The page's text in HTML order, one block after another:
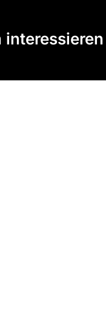
interessieren